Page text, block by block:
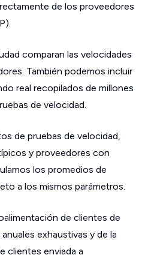
de los proveedores
comparan las velocidades
También podemos incluir
real recopilados de millones
de velocidad.
de pruebas de velocidad,
y proveedores con
los promedios de
a los mismos parámetros.
de clientes de
exhaustivas y de la
clientes enviada a